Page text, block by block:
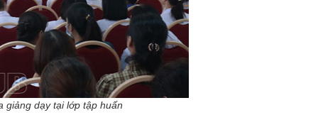
giảng dạy tại lớp tập huấn